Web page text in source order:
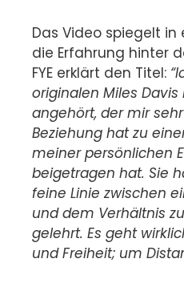
Das Video spiegelt in
die Erfahrung hinter
FYE erklärt den Titel:
originalen Miles
angehört, der mir
Beziehung hat zu
meiner persönlichen
beigetragen hat. Sie
feine Linie zwischen
und dem Verhältnis
gelehrt. Es geht
und Freiheit; um